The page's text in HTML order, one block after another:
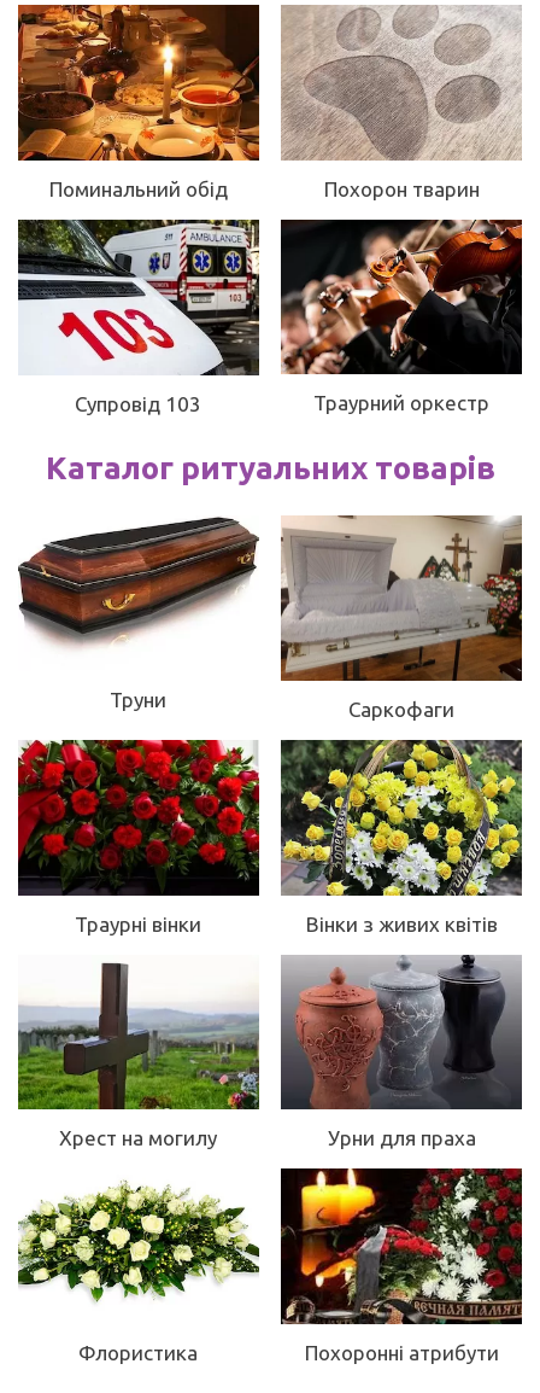
Поминальний обід Похорон тварин
Супровід 103 Траурний оркестр
Каталог ритуальних товарів
Труни Саркофаги
Траурні вінки Вінки з живих квітів
Хрест на могилу Урни для праха
Флористика Похоронні атрибути